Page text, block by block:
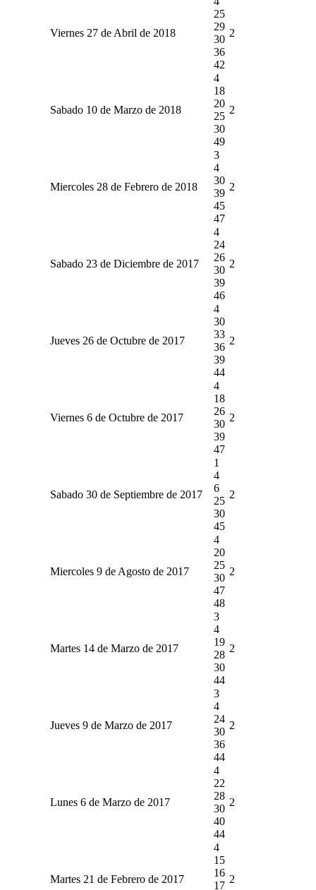
Viernes 27 de Abril de 2018
25
29
30
36
42
2
Sabado 10 de Marzo de 2018
4
18
20
25
30
49
2
Miercoles 28 de Febrero de 2018
3
4
30
39
45
47
2
Sabado 23 de Diciembre de 2017
4
24
26
30
39
46
2
Jueves 26 de Octubre de 2017
4
30
33
36
39
44
2
Viernes 6 de Octubre de 2017
4
18
26
30
39
47
2
Sabado 30 de Septiembre de 2017
1
4
6
25
30
45
2
Miercoles 9 de Agosto de 2017
4
20
25
30
47
48
2
Martes 14 de Marzo de 2017
3
4
19
28
30
44
2
Jueves 9 de Marzo de 2017
3
4
24
30
36
44
2
Lunes 6 de Marzo de 2017
4
22
28
30
40
44
2
Martes 21 de Febrero de 2017
4
15
16
17
2